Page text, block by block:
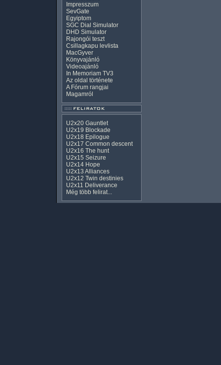
Impresszum
SevGate
Egyiptom
SGC Dial Simulator
DHD Simulator
Rajongói teszt
Csillagkapu levlista
MacGyver
Könyvajánló
Videoajánló
In Memoriam TV3
Az oldal története
A Fórum rangjai
Magamról
U2x20 Gauntlet
U2x19 Blockade
U2x18 Epilogue
U2x17 Common descent
U2x16 The hunt
U2x15 Seizure
U2x14 Hope
U2x13 Alliances
U2x12 Twin destinies
U2x11 Deliverance
Még több felirat...